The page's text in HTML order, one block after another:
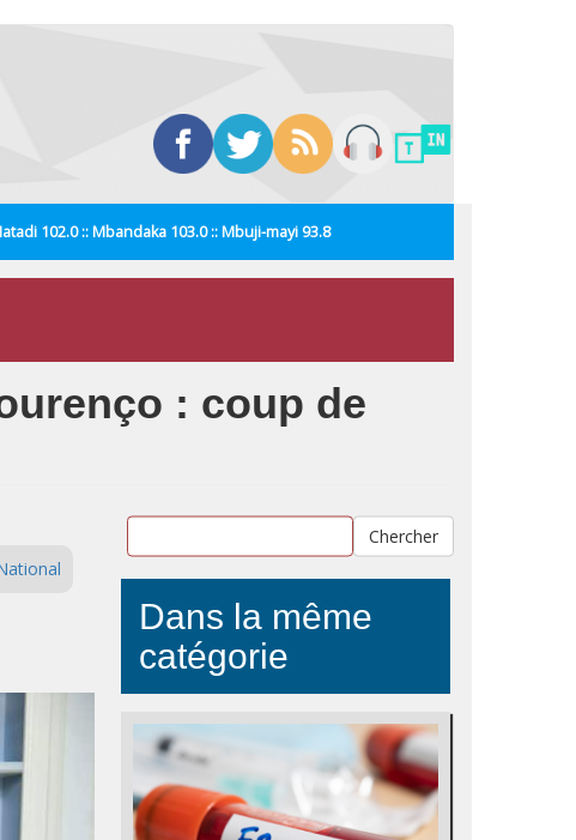
102.0 :: Mbandaka 103.0 :: Mbuji-mayi 93.8
: coup de
Chercher
Dans la même
catégorie